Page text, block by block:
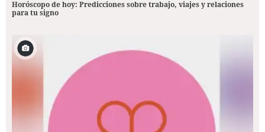
Horóscopo de hoy: Predicciones sobre trabajo, viajes y relaciones
para tu signo